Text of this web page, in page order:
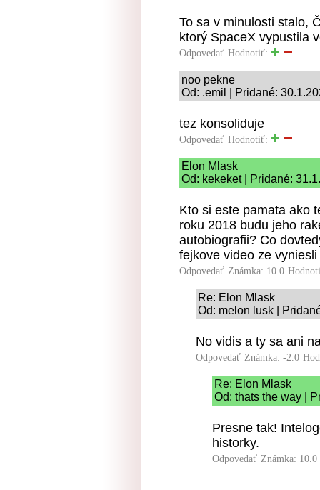
To sa v minulosti stalo,
ktorý SpaceX vypustila
Odpovedať Hodnotiť:
noo pekne
Od: .emil | Pridané:
tez konsoliduje
Odpovedať Hodnotiť:
Elon Mlask
Od: kekeket | Pridané:
Kto si este pamata ako
roku 2018 budu jeho
autobiografii? Co
fejkove video ze
Odpovedať Známka: 10.0
Re: Elon Mlask
Od: melon lusk |
No vidis a ty sa ani
Odpovedať Známka: -2.0
Re: Elon Mlask
Od: thats the way |
Presne tak!
historky.
Odpovedať Známka: 10.0